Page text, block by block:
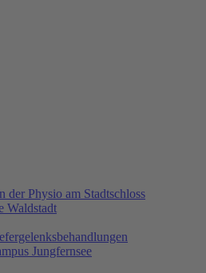
der Physio am Stadtschloss
Waldstadt
Jungfernsee